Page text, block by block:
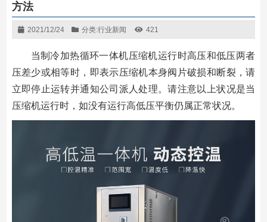
方法
2021/12/24 分类:行业新闻 421
当制冷加热循环一体机压缩机运行时高压和低压两者
压差少或相等时，即表示压缩机本身阀片破损和断裂，请
立即停止运转并通知公司派人处理。请注意以上状况是当
压缩机运行时，如没有运行高低压平衡仍属正常状况。